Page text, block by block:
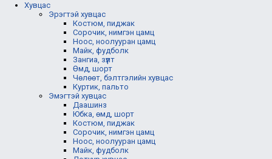
Хувцас
Эрэгтэй хувцас
Костюм, пиджак
Сорочик, нимгэн цамц
Ноос, ноолууран цамц
Майк, фудболк
Зангиа, зүүлт
Өмд, шорт
Чөлөөт, бэлтгэлийн хувцас
Куртик, пальто
Эмэгтэй хувцас
Даашинз
Юбка, өмд, шорт
Костюм, пиджак
Сорочик, нимгэн цамц
Ноос, ноолууран цамц
Майк, фудболк